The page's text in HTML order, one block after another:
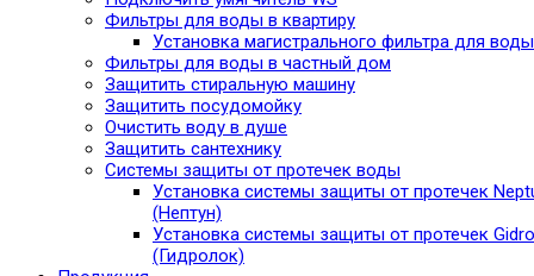
Фильтры для воды в квартиру
Установка магистрального фильтра для воды
Фильтры для воды в частный дом
Защитить стиральную машину
Защитить посудомойку
Очистить воду в душе
Защитить сантехнику
Системы защиты от протечек воды
Установка системы защиты от протечек
(Нептун)
Установка системы защиты от протечек
(Гидролок)